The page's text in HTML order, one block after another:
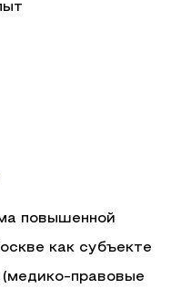
повышенной
как субъекте
правовые